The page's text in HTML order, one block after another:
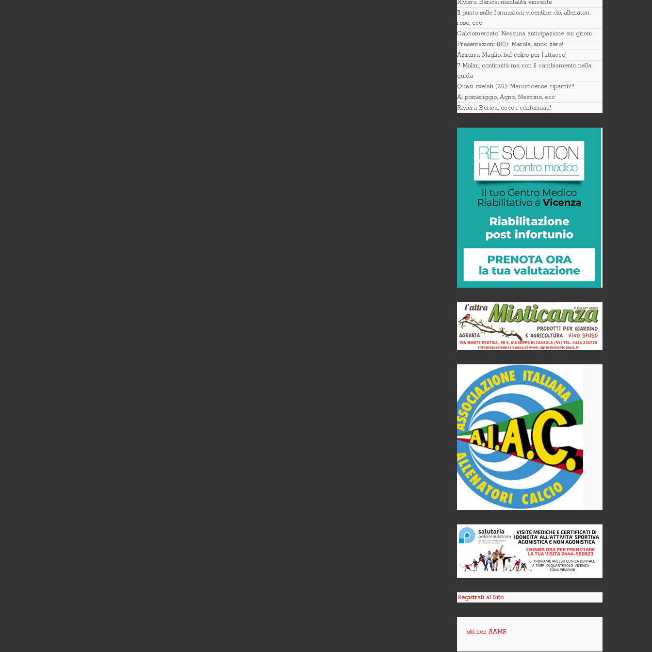
Riviera Berica: mentalità vincente
Il punto sulle formazioni vicentine: ds, allenatori,
rose, ecc.
Calciomercato: Nessuna anticipazione sui gironi
Presentazioni (80): Marola, anno zero!
Azzurra Maglio: bel colpo per l’attacco!
7 Mulini, continuità ma con il cambiamento nella
guida
Quasi svelati (25): Marosticense, ripartiti!!!
Al pomeriggio, Agno, Mestrino, ecc
Riviera Berica: ecco i confermati!
Registrati al Sito
siti non AAMS